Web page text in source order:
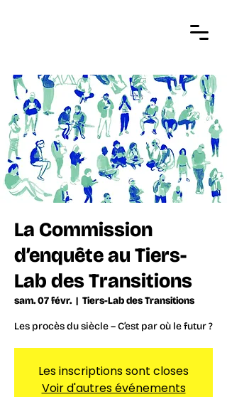
La Commission
d’enquête au Tiers-
Lab des Transitions
sam. 07 févr.
  |
Tiers-Lab des Transitions
Les procès du siècle – C’est par où le futur ?
Les inscriptions sont closes
Voir d'autres événements